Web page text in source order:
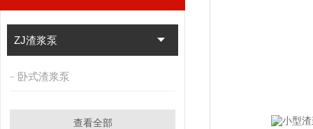
ZJ渣浆泵
卧式渣浆泵
查看全部